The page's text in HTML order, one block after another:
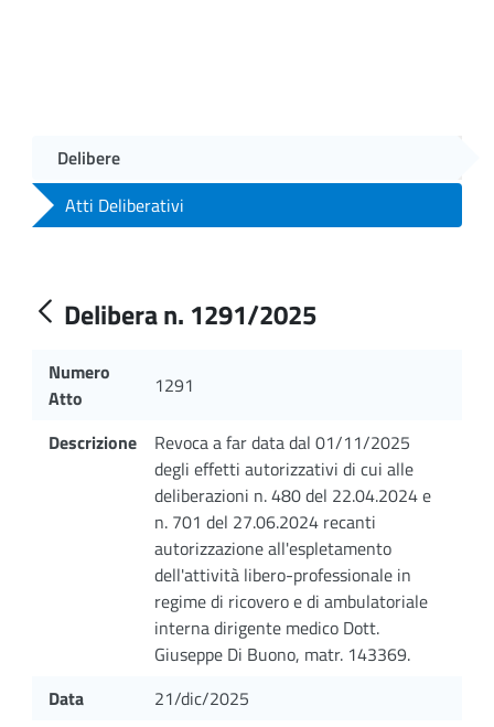
Delibere
Atti Deliberativi
Delibera n. 1291/2025
Numero
Atto
1291
Descrizione
Revoca a far data dal 01/11/2025
degli effetti autorizzativi di cui alle
deliberazioni n. 480 del 22.04.2024 e
n. 701 del 27.06.2024 recanti
autorizzazione all'espletamento
dell'attività libero-professionale in
regime di ricovero e di ambulatoriale
interna dirigente medico Dott.
Giuseppe Di Buono, matr. 143369.
Data
21/dic/2025